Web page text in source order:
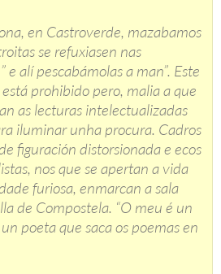
en Castroverde, mazabamos
se refuxiasen nas
e alí pescabámolas a man”. Este
prohibido pero, malia a que
as lecturas intelectualizadas
iluminar unha procura. Cadros
figuración distorsionada e ecos
nos que se apertan a vida
furiosa, enmarcan a sala
de Compostela. “O meu é un
poeta que saca os poemas en